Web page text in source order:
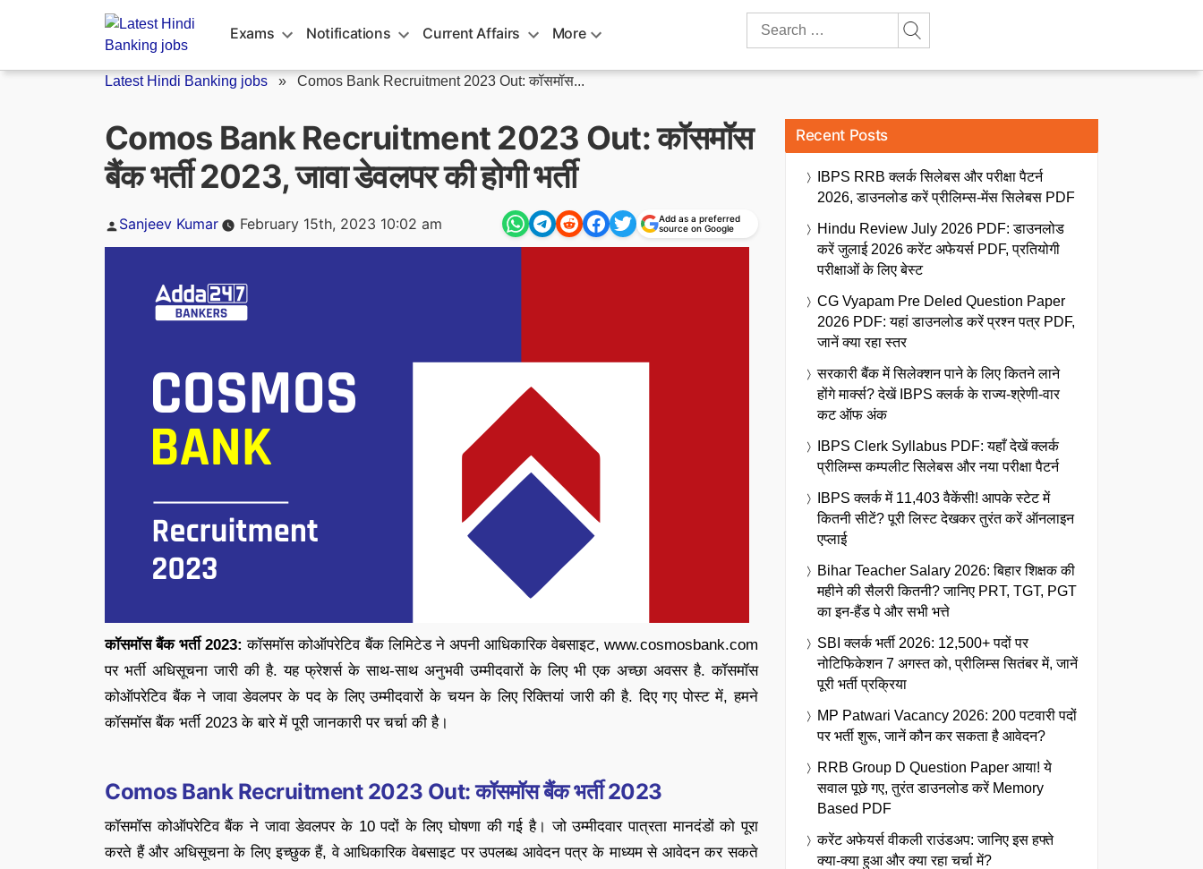
Exams Notifications Current Affairs More
Search
Latest Hindi Banking jobs » Comos Bank Recruitment 2023 Out: कॉसमॉस...
Comos Bank Recruitment 2023 Out: कॉसमॉस
बैंक भर्ती 2023, जावा डेवलपर की होगी भर्ती
Posted
Sanjeev Kumar February 15th, 2023 10:02 am
Add as a preferred
source on Google
कॉसमॉस बैंक भर्ती2023:कॉसमॉस कोऑपरेटिव बैंक लिमिटेड ने अपनी आधिकारिक वेबसाइट, www.cosmosbank.com
पर भर्ती अधिसूचना जारी की है. यह फ्रेशर्स के साथ-साथ अनुभवी उम्मीदवारों के लिए भी एक अच्छा अवसर है. कॉसमॉस
कोऑपरेटिव बैंक ने जावा डेवलपर के पद के लिए उम्मीदवारों के चयन के लिए रिक्तियां जारी की है. दिए गए पोस्ट में, हमने
कॉसमॉस बैंक भर्ती 2023 के बारे में पूरी जानकारी पर चर्चा की है।
Comos Bank Recruitment 2023 Out: कॉसमॉस बैंक भर्ती2023
कॉसमॉस कोऑपरेटिव बैंक ने जावा डेवलपर के 10 पदों के लिए घोषणा की गई है। जो उम्मीदवार पात्रता मानदंडों को पूरा
करते हैं और अधिसूचना के लिए इच्छुक हैं, वे आधिकारिक वेबसाइट पर उपलब्ध आवेदन पत्र के माध्यम से आवेदन कर सकते
Recent Posts
IBPS RRB क्लर्क सिलेबस और परीक्षा पैटर्न
2026, डाउनलोड करें प्रीलिम्स-मेंस सिलेबस PDF
Hindu Review July 2026 PDF: डाउनलोड
करें जुलाई 2026 करेंट अफेयर्स PDF, प्रतियोगी
परीक्षाओं के लिए बेस्ट
CG Vyapam Pre Deled Question Paper
2026 PDF: यहां डाउनलोड करें प्रश्न पत्र PDF,
जानें क्या रहा स्तर
सरकारी बैंक में सिलेक्शन पाने के लिए कितने लाने
होंगे मार्क्स? देखें IBPS क्लर्क के राज्य-श्रेणी-वार
कट ऑफ अंक
IBPS Clerk Syllabus PDF: यहाँ देखें क्लर्क
प्रीलिम्स कम्पलीट सिलेबस और नया परीक्षा पैटर्न
IBPS क्लर्क में 11,403 वैकेंसी! आपके स्टेट में
कितनी सीटें? पूरी लिस्ट देखकर तुरंत करें ऑनलाइन
एप्लाई
Bihar Teacher Salary 2026: बिहार शिक्षक की
महीने की सैलरी कितनी? जानिए PRT, TGT, PGT
का इन-हैंड पे और सभी भत्ते
SBI क्लर्क भर्ती 2026: 12,500+ पदों पर
नोटिफिकेशन 7 अगस्त को, प्रीलिम्स सितंबर में, जानें
पूरी भर्ती प्रक्रिया
MP Patwari Vacancy 2026: 200 पटवारी पदों
पर भर्ती शुरू, जानें कौन कर सकता है आवेदन?
RRB Group D Question Paper आया! ये
सवाल पूछे गए, तुरंत डाउनलोड करें Memory
Based PDF
करेंट अफेयर्स वीकली राउंडअप: जानिए इस हफ्ते
क्या-क्या हुआ और क्या रहा चर्चा में?